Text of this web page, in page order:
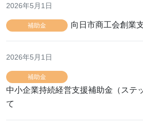
2026年5月1日
補助金 向日市商工会創業
2026年5月1日
補助金
中小企業持続経営支援補助金（ステ
て